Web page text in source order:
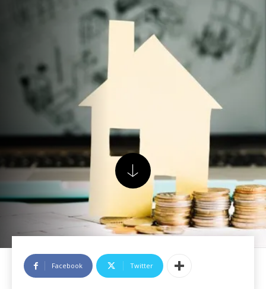
Facebook Twitter